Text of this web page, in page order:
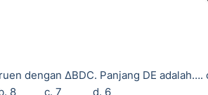
dengan ΔBDC. Panjang DE adalah….
8 c. 7 d. 6